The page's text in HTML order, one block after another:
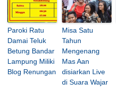
Paroki Ratu
Damai Teluk
Betung Bandar
Lampung Miliki
Blog Renungan
Misa Satu
Tahun
Mengenang
Mas Aan
disiarkan Live
di Suara Wajar